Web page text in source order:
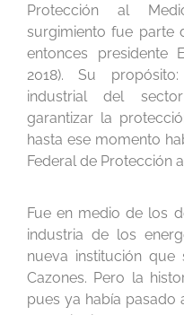
Protección al
surgimiento fue parte
entonces presidente
2018). Su
industrial del
garantizar la
hasta ese momento
Federal de Protección
Fue en medio de los
industria de los
nueva institución
Cazones. Pero la
pues ya había pasado